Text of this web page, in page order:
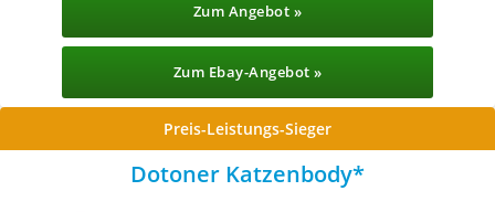
Zum Angebot »
Zum Ebay-Angebot »
Preis-Leistungs-Sieger
Dotoner Katzenbody